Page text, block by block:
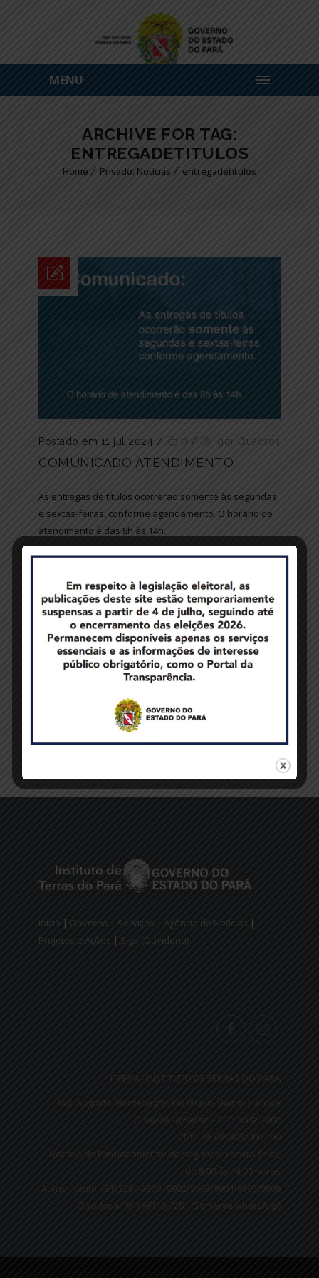
MENU
ARCHIVE FOR TAG:
ENTREGADETITULOS
Home Privado: Notícias entregadetitulos
Postado em 11 jul 2024 / 0 / Igor Quadros
COMUNICADO ATENDIMENTO
As entregas de títulos ocorrerão somente às segundas
e sextas-feiras, conforme agendamento. O horário de
atendimento é das 8h às 14h.
entregas, horario,titulo,titulos
Avisos,Notícias
READ MORE
Início | Governo | Serviços | Agência de Notícias |
Projetos e Ações | Sigo (Ouvidoria)
ITERPA - INSTITUTO DE TERRAS DO PARÁ
Rod. Augusto Montenegro, km 09 s/n- Bairro: Parque
Guajará - Icoaraci - CEP: 66821-000
CNPJ: 05.089495/0001-90
Horário de Funcionamento: de segunda a sexta-feira,
de 8:00 às 14:00 horas
Atendimento: (91) 3284-9900 /9902/9903/9904/9905/9906
Ouvidoria: (91) 98116-7281 (Somente whatsApp)